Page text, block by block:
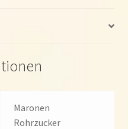
Maronen
Rohrzucker